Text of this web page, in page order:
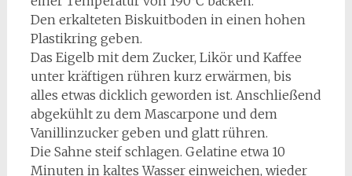
Den erkalteten Biskuitboden in einen hohen
Plastikring geben.
Das Eigelb mit dem Zucker, Likör und Kaffee
unter kräftigen rühren kurz erwärmen, bis
alles etwas dicklich geworden ist. Anschließend
abgekühlt zu dem Mascarpone und dem
Vanillinzucker geben und glatt rühren.
Die Sahne steif schlagen. Gelatine etwa 10
Minuten in kaltes Wasser einweichen, wieder